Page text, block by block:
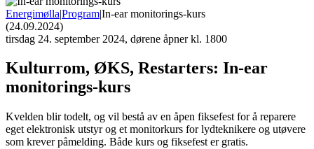
Energimølla|Program|In-ear monitorings-kurs
(24.09.2024)
tirsdag 24. september 2024, dørene åpner kl. 1800
Kulturrom, ØKS, Restarters: In-ear
monitorings-kurs
Kvelden blir todelt, og vil bestå av en åpen fiksefest for å reparere
eget elektronisk utstyr og et monitorkurs for lydteknikere og utøvere
som krever påmelding. Både kurs og fiksefest er gratis.